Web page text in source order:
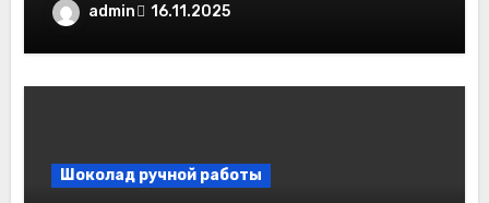
admin 16.11.2025
Шоколад ручной работы